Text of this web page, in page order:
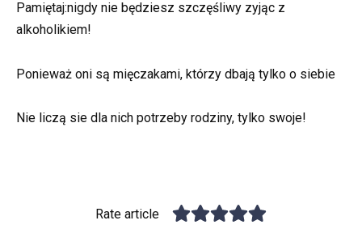
Pamiętaj:nigdy nie będziesz szczęśliwy zyjąc z
alkoholikiem!
Ponieważ oni są mięczakami, którzy dbają tylko o siebie
Nie liczą sie dla nich potrzeby rodziny, tylko swoje!
Rate article